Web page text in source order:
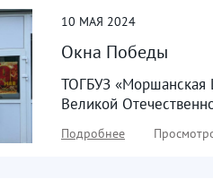
10 МАЯ 2024
Окна Победы
ТОГБУЗ «Моршанская
Великой
Подробнее